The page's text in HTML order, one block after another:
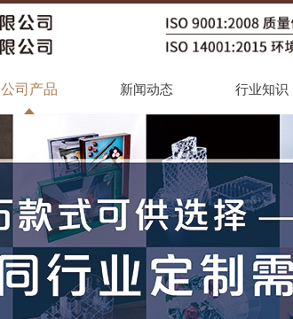
公司产品 新闻动态 行业知识